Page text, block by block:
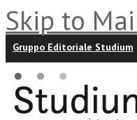
Skip to
Gruppo Editoriale Studium